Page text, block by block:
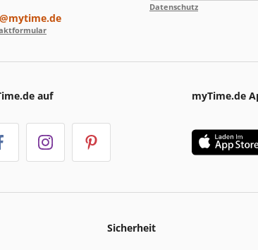
Datenschutz
auf myTime.de
Sicherheit